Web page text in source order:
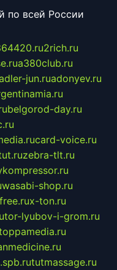
по всей России
2rich.ru
a380club.ru
jun.ruadonyev.ru
belgorod-day.ru
card-voice.ru
zebra-tlt.ru
wasabi-shop.ru
x-ton.ru
tor-lyubov-i-grom.ru
tutmassage.ru